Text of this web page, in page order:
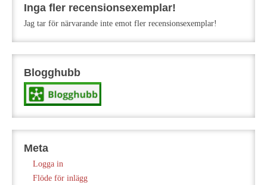
Inga fler recensionsexemplar!
Jag tar för närvarande inte emot fler recensionsexemplar!
Blogghubb
Meta
Logga in
Flöde för inlägg